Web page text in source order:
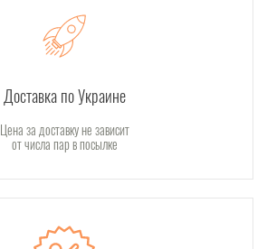
Доставка по Украине
Цена за доставку не зависит
от числа пар в посылке